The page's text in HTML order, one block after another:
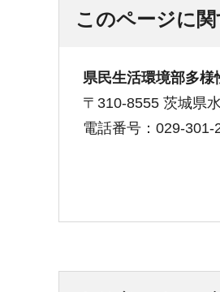
このページに
県民生活環境部多
〒310-8555 茨城県
電話番号：029-301-